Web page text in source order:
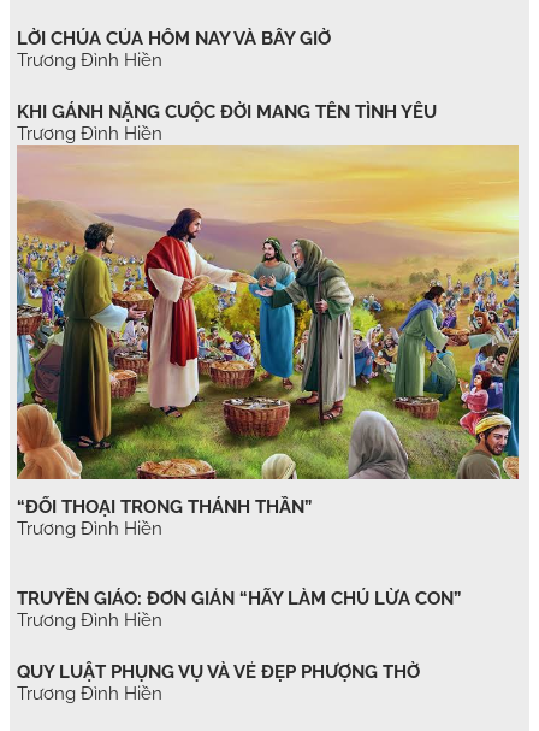
LỜI CHÚA CỦA HÔM NAY VÀ BÂY GIỜ
Trương Đình Hiền
KHI GÁNH NẶNG CUỘC ĐỜI MANG TÊN TÌNH YÊU
Trương Đình Hiền
“ĐỐI THOẠI TRONG THÁNH THẦN”
Trương Đình Hiền
TRUYỀN GIÁO: ĐƠN GIẢN “HÃY LÀM CHÚ LỪA CON”
Trương Đình Hiền
QUY LUẬT PHỤNG VỤ VÀ VẺ ĐẸP PHƯỢNG THỜ
Trương Đình Hiền